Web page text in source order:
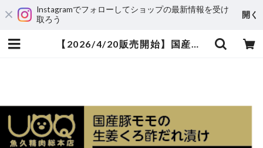
Instagramでフォローしてショップの最新情報を受け
取ろう
開く
【2026/4/20販売開始】国産豚モモの生姜くろ酢だれ漬け | 魚久精肉総本店